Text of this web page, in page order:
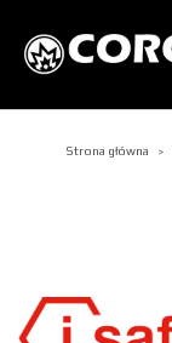
Strona główna >